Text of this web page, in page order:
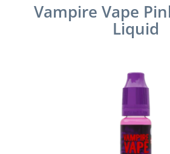
Vampire Vape
Liquid